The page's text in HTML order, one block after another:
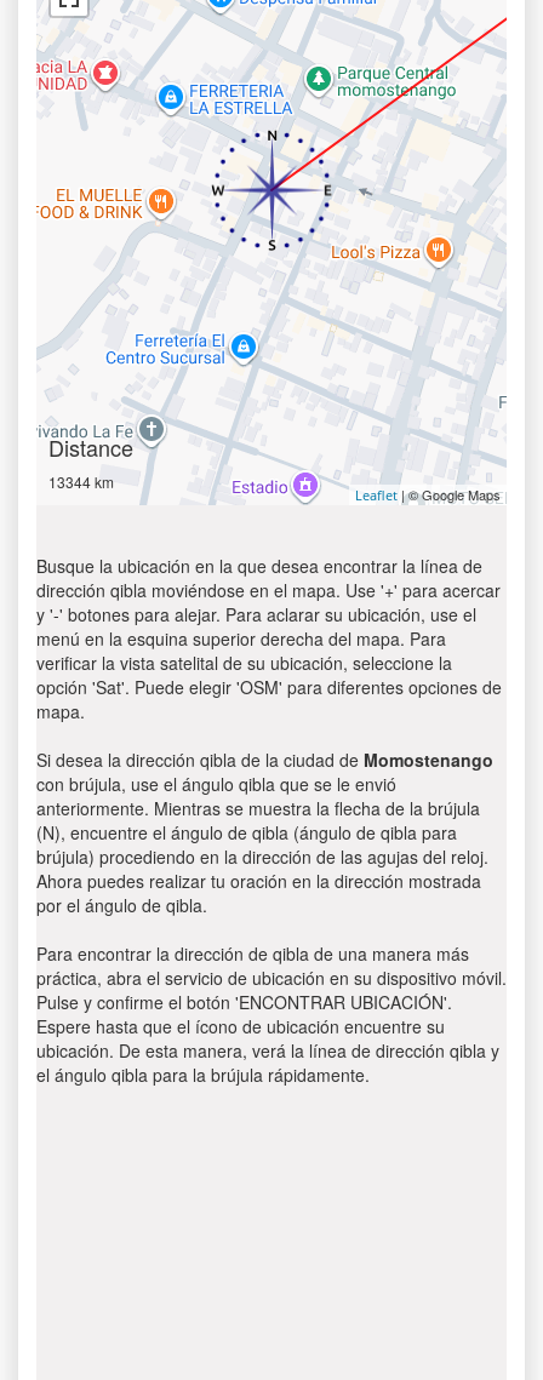
Distance
13344 km
Leaflet | © Google Maps
Busque la ubicación en la que desea encontrar la línea de
dirección qibla moviéndose en el mapa. Use '+' para acercar
y '-' botones para alejar. Para aclarar su ubicación, use el
menú en la esquina superior derecha del mapa. Para
verificar la vista satelital de su ubicación, seleccione la
opción 'Sat'. Puede elegir 'OSM' para diferentes opciones de
mapa.
Si desea la dirección qibla de la ciudad de Momostenango
con brújula, use el ángulo qibla que se le envió
anteriormente. Mientras se muestra la flecha de la brújula
(N), encuentre el ángulo de qibla (ángulo de qibla para
brújula) procediendo en la dirección de las agujas del reloj.
Ahora puedes realizar tu oración en la dirección mostrada
por el ángulo de qibla.
Para encontrar la dirección de qibla de una manera más
práctica, abra el servicio de ubicación en su dispositivo móvil.
Pulse y confirme el botón 'ENCONTRAR UBICACIÓN'.
Espere hasta que el ícono de ubicación encuentre su
ubicación. De esta manera, verá la línea de dirección qibla y
el ángulo qibla para la brújula rápidamente.